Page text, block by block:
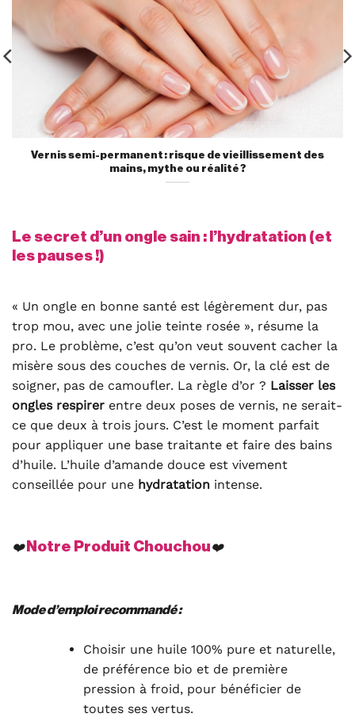
Vernis semi-permanent : risque de vieillissement des
mains, mythe ou réalité ?
Le secret d’un ongle sain : l’hydratation (et
les pauses !)
« Un ongle en bonne santé est légèrement dur, pas
trop mou, avec une jolie teinte rosée », résume la
pro. Le problème, c’est qu’on veut souvent cacher la
misère sous des couches de vernis. Or, la clé est de
soigner, pas de camoufler. La règle d’or ? Laisser les
ongles respirer entre deux poses de vernis, ne serait-
ce que deux à trois jours. C’est le moment parfait
pour appliquer une base traitante et faire des bains
d’huile. L’huile d’amande douce est vivement
conseillée pour une hydratation intense.
❤️ Notre Produit Chouchou❤️
Mode d’emploi recommandé :
Choisir une huile 100% pure et naturelle,
de préférence bio et de première
pression à froid, pour bénéficier de
toutes ses vertus.